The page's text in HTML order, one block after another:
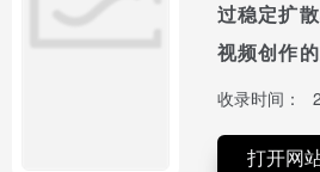
过稳定扩
视频创作的
收录时间：
打开网